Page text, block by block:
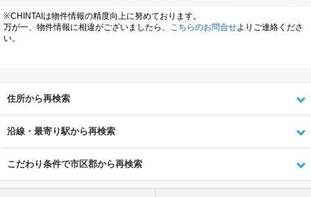
※CHINTAIは物件情報の精度向上に努めております。
万が一、物件情報に相違がございましたら、
こちらのお問合せよりご連絡くださ
い。
住所から再検索
沿線・最寄り駅から再検索
こだわり条件で市区郡から再検索